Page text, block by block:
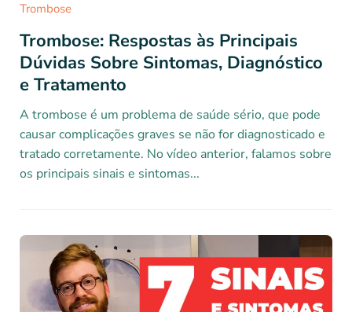
Trombose
Trombose: Respostas às Principais
Dúvidas Sobre Sintomas, Diagnóstico
e Tratamento
A trombose é um problema de saúde sério, que pode
causar complicações graves se não for diagnosticado e
tratado corretamente. No vídeo anterior, falamos sobre
os principais sinais e sintomas...